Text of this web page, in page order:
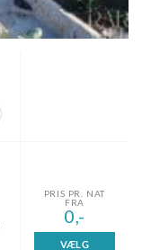
PRIS PR. NAT
FRA
0,-
VÆLG